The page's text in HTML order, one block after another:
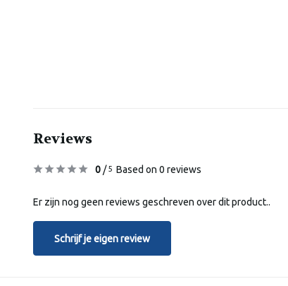
Reviews
0 /5 Based on 0 reviews
Er zijn nog geen reviews geschreven over dit product..
Schrijf je eigen review